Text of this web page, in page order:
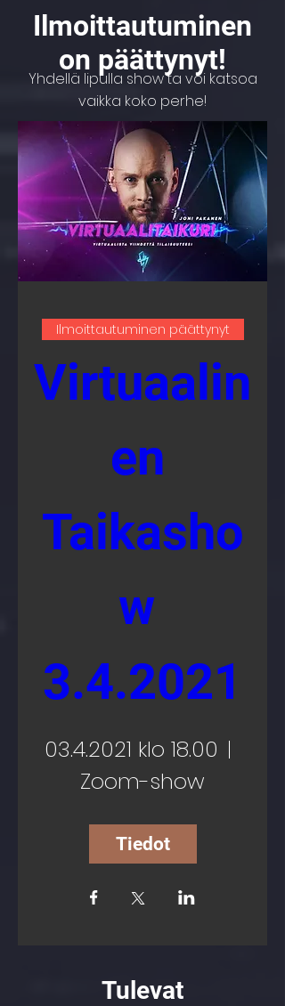
Ilmoittautuminen
on päättynyt!
Yhdellä lipulla show'ta voi katsoa
vaikka koko perhe!
Ilmoittautuminen päättynyt
Virtuaalin
en
Taikasho
w
3.4.2021
03.4.2021 klo 18.00
Zoom-show
Tiedot
Tulevat